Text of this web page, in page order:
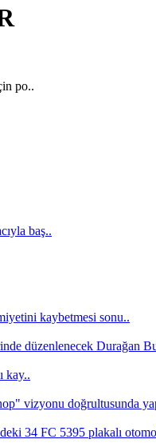
po..
baş..
kaybetmesi sonu..
düzenlenecek Durağan
kay..
vizyonu doğrultusunda
34 FC 5395 plakalı